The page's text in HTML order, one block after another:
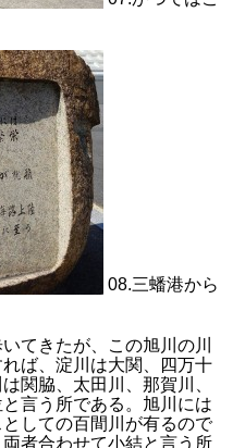
08.三蟠港から
てきたが、この旭川の川
ば、淀川は大関、四万十
関脇、太田川、那賀川、
言う所である。旭川には
しての百間川が有るので
者合わせて小結と言う所